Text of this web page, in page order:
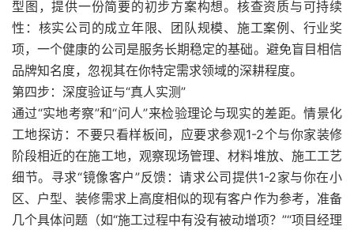
型图，提供一份简要的初步方案构想。核查资质与可持续
性：核实公司的成立年限、团队规模、施工案例、行业奖
项，一个健康的公司是服务长期稳定的基础。避免盲目相信
品牌知名度，忽视其在你特定需求领域的深耕程度。
第四步：深度验证与“真人实测”
通过“实地考察”和“问人”来检验理论与现实的差距。情景化
工地探访：不要只看样板间，应要求参观1-2个与你家装修
阶段相近的在施工地，观察现场管理、材料堆放、施工工艺
细节。寻求“镜像客户”反馈：请求公司提供1-2家与你在小
区、户型、装修需求上高度相似的现有客户作为参考，准备
几个具体问题（如“施工过程中有没有被动增项？”“项目经理